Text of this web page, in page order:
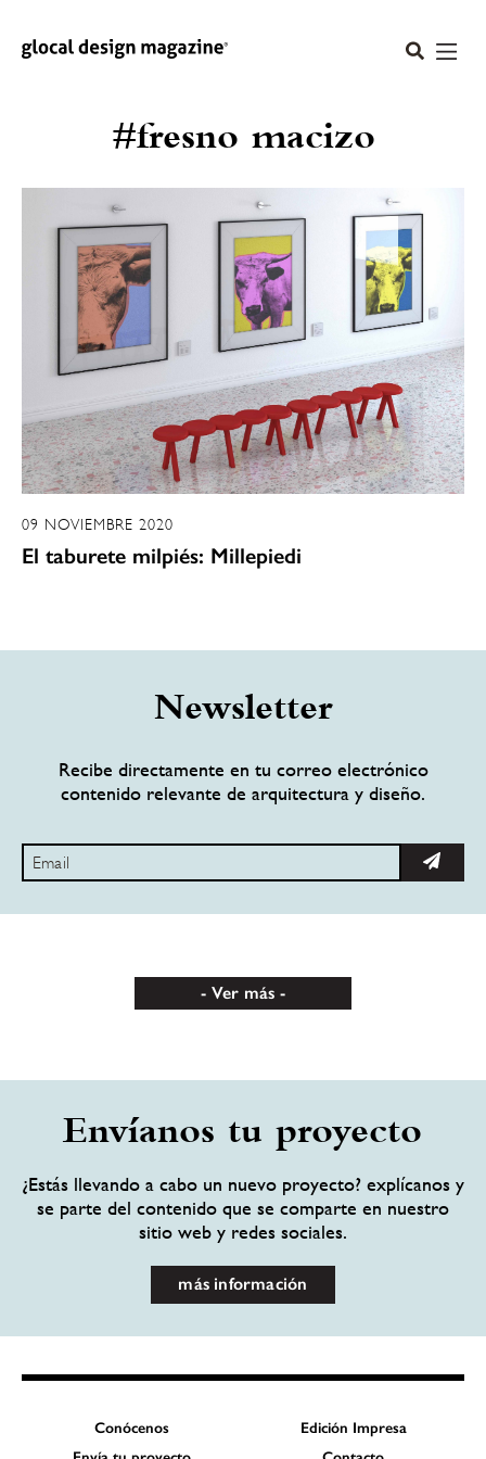
#fresno macizo
09 NOVIEMBRE 2020
El taburete milpiés: Millepiedi
Newsletter
Recibe directamente en tu correo electrónico
contenido relevante de arquitectura y diseño.
Ver más
Envíanos tu proyecto
¿Estás llevando a cabo un nuevo proyecto? explícanos y
se parte del contenido que se comparte en nuestro
sitio web y redes sociales.
más información
Conócenos
Edición Impresa